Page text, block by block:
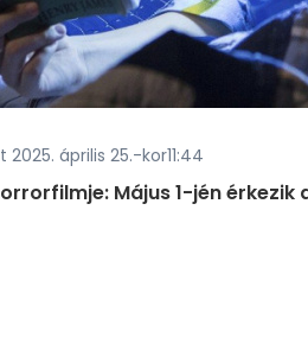
2025. április 25.-kor11:44
Május 1-jén érkezik